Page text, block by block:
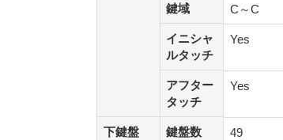
鍵域
イニシャ
ルタッチ
アフター
タッチ
下鍵盤 鍵盤数
鍵域 C～C
イニシャ
ルタッチ
Yes
アフター
タッチ
Yes
下鍵盤 鍵盤数 49